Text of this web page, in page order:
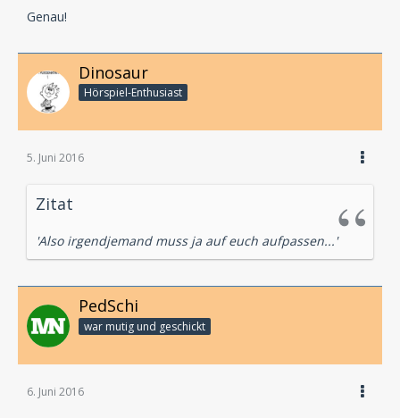
Genau!
Dinosaur
Hörspiel-En­thu­si­ast
5. Juni 2016
Zitat
'Also irgendjemand muss ja auf euch aufpassen...'
PedSchi
war mutig und geschickt
6. Juni 2016